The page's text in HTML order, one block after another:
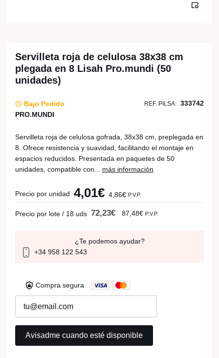
Servilleta roja de celulosa 38x38 cm
plegada en 8 Lisah Pro.mundi (50
unidades)
Bajo Pedido REF. PILSA: 333742
PRO.MUNDI
Servilleta roja de celulosa gofrada, 38x38 cm, preplegada en
8. Ofrece resistencia y suavidad, facilitando el montaje en
espacios reducidos. Presentada en paquetes de 50
unidades, compatible con... más información
Precio por unidad 4,01€ 4,86€ P.V.P.
Precio por lote / 18 uds 72,23€ 87,48€ P.V.P.
¿Te podemos ayudar?
+34 958 122 543
Compra segura